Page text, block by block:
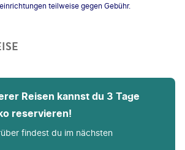
teilweise gegen Gebühr.
Reisen kannst du 3 Tage
reservieren!
findest du im nächsten